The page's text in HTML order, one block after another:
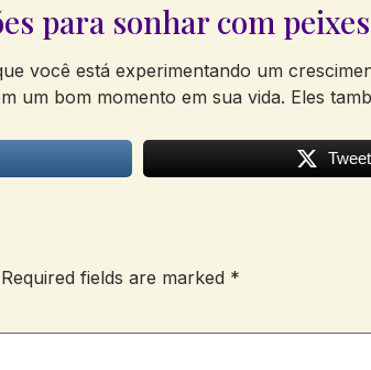
para sonhar com
você está experimentando um
um bom momento em sua vida. Eles
Tweet
Required fields are marked *